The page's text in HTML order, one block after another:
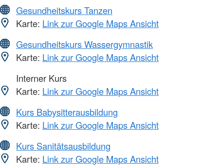
Gesundheitskurs Tanzen
Karte: Link zur Google Maps Ansicht
Gesundheitskurs Wassergymnastik
Karte: Link zur Google Maps Ansicht
Interner Kurs
Karte: Link zur Google Maps Ansicht
Kurs Babysitterausbildung
Karte: Link zur Google Maps Ansicht
Kurs Sanitätsausbildung
Karte: Link zur Google Maps Ansicht